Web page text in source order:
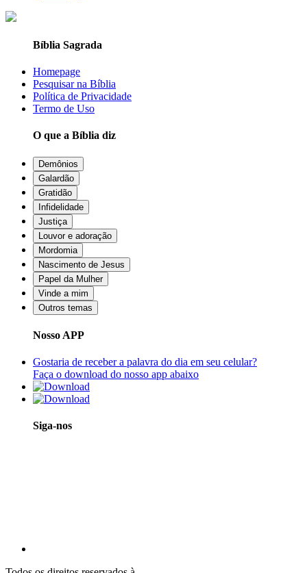
Bíblia Sagrada
Homepage
Pesquisar na Bíblia
Política de Privacidade
Termo de Uso
O que a Bíblia diz
Demônios
Galardão
Gratidão
Infidelidade
Justiça
Louvor e adoração
Mordomia
Nascimento de Jesus
Papel da Mulher
Vinde a mim
Outros temas
Nosso APP
Gostaria de receber a palavra do dia em seu celular?
Faça o download do nosso app abaixo
Siga-nos